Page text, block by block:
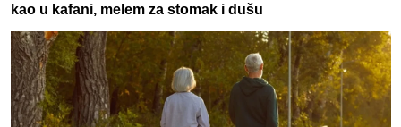
kao u kafani, melem za stomak i dušu